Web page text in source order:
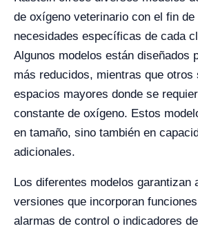
de oxígeno veterinario con el fin de
necesidades específicas de cada
Algunos modelos están diseñados
más reducidos, mientras que otros
espacios mayores donde se
constante de oxígeno. Estos
en tamaño, sino también en
adicionales.
Los diferentes modelos garantizan
versiones que incorporan
alarmas de control o indicadores